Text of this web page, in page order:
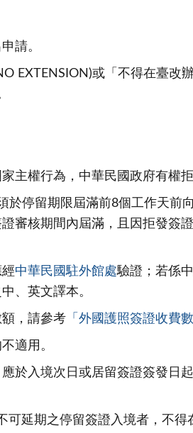
請。
EXTENSION)或「不得在臺
主權行為，中華民國政府有權
於停留期限屆滿前8個工作天
審核期間內屆滿，且因拒發簽
中華民國駐外館處驗證；若係
、英文譯本。
，請參考 「外國護照簽證收費數
適用。
於入境次日或居留簽證簽發日
延期之停留簽證入境者，不得